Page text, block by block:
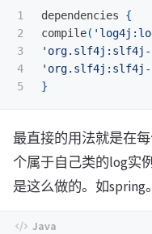
1
2
3
4
dependencies
{
compile(
'org.slf4j:slf4j-
'org.slf4j:slf4j-
}
最直接的用法就是在
个属于自己类的log实
是这么做的。如spring。